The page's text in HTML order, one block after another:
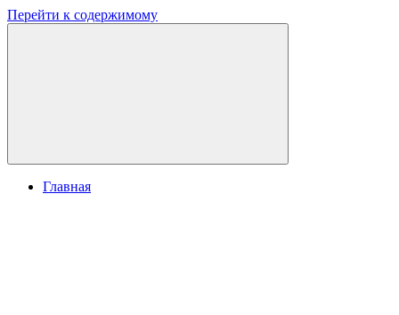
Перейти к содержимому
Главная